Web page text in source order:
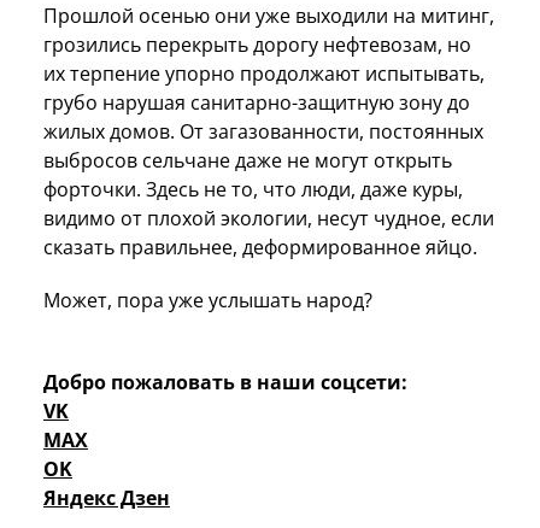
Прошлой осенью они уже выходили на митинг,
грозились перекрыть дорогу нефтевозам, но
их терпение упорно продолжают испытывать,
грубо нарушая санитарно-защитную зону до
жилых домов. От загазованности, постоянных
выбросов сельчане даже не могут открыть
форточки. Здесь не то, что люди, даже куры,
видимо от плохой экологии, несут чудное, если
сказать правильнее, деформированное яйцо.
Может, пора уже услышать народ?
Добро пожаловать в наши соцсети:
VK
MAX
OK
Яндекс Дзен